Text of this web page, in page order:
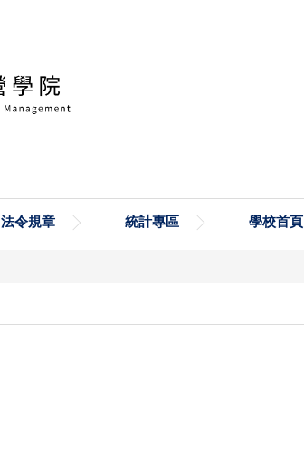
法令規章 統計專區 學校首頁